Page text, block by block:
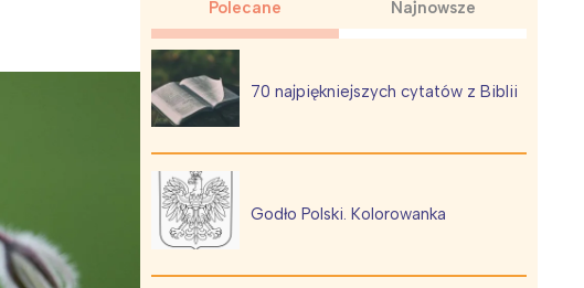
Polecane Najnowsze
70 najpiękniejszych cytatów z Biblii
Godło Polski. Kolorowanka